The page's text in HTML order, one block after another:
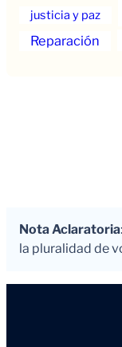
justicia y paz
Reparación
Nota Aclaratoria
la pluralidad de